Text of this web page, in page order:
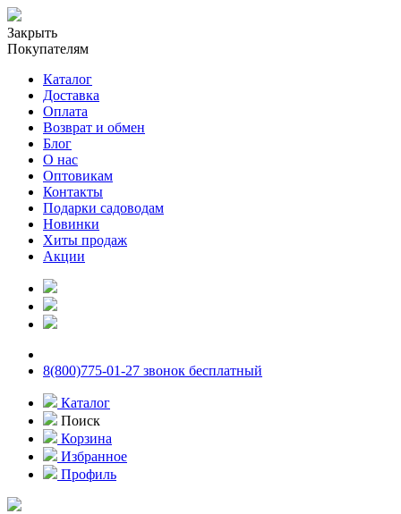
Закрыть
Покупателям
Каталог
Доставка
Оплата
Возврат и обмен
Блог
О нас
Оптовикам
Контакты
Подарки садоводам
Новинки
Хиты продаж
Акции
8(800)775-01-27 звонок бесплатный
Каталог
Поиск
Корзина
Избранное
Профиль